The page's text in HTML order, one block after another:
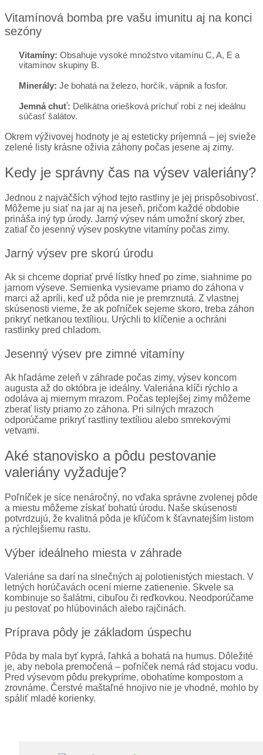
Vitamínová bomba pre vašu imunitu aj na konci
sezóny
Vitamíny: Obsahuje vysoké množstvo vitamínu C, A, E a
vitamínov skupiny B.
Minerály: Je bohatá na železo, horčík, vápnik a fosfor.
Jemná chuť: Delikátna oriešková príchuť robí z nej ideálnu
súčasť šalátov.
Okrem výživovej hodnoty je aj esteticky príjemná – jej svieže
zelené listy krásne oživia záhony počas jesene aj zimy.
Kedy je správny čas na výsev valeriány?
Jednou z najväčších výhod tejto rastliny je jej prispôsobivosť.
Môžeme ju siať na jar aj na jeseň, pričom každé obdobie
prináša iný typ úrody. Jarný výsev nám umožní skorý zber,
zatiaľ čo jesenný výsev poskytne vitamíny počas zimy.
Jarný výsev pre skorú úrodu
Ak si chceme dopriať prvé lístky hneď po zime, siahnime po
jarnom výseve. Semienka vysievame priamo do záhona v
marci až apríli, keď už pôda nie je premrznutá. Z vlastnej
skúsenosti vieme, že ak poľníček sejeme skoro, treba záhon
prikryť netkanou textíliou. Urýchli to klíčenie a ochráni
rastlinky pred chladom.
Jesenný výsev pre zimné vitamíny
Ak hľadáme zeleň v záhrade počas zimy, výsev koncom
augusta až do októbra je ideálny. Valeriána klíči rýchlo a
odoláva aj miernym mrazom. Počas teplejšej zimy môžeme
zberať listy priamo zo záhona. Pri silných mrazoch
odporúčame prikryť rastliny textíliou alebo smrekovými
vetvami.
Aké stanovisko a pôdu pestovanie
valeriány vyžaduje?
Poľníček je síce nenáročný, no vďaka správne zvolenej pôde
a miestu môžeme získať bohatú úrodu. Naše skúsenosti
potvrdzujú, že kvalitná pôda je kľúčom k šťavnatejším listom
a rýchlejšiemu rastu.
Výber ideálneho miesta v záhrade
Valeriáne sa darí na slnečných aj polotienistých miestach. V
letných horúčavách ocení mierne zatienenie. Skvele sa
kombinuje so šalátmi, cibuľou či reďkovkou. Neodporúčame
ju pestovať po hlúbovinách alebo rajčinách.
Príprava pôdy je základom úspechu
Pôda by mala byť kyprá, ľahká a bohatá na humus. Dôležité
je, aby nebola premočená – poľníček nemá rád stojacu vodu.
Pred výsevom pôdu prekypríme, obohatíme kompostom a
zrovnáme. Čerstvé maštaľné hnojivo nie je vhodné, mohlo by
spáliť mladé korienky.